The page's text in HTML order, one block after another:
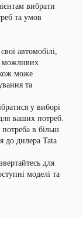
вибрати
та умов
автомобілі,
можливих
може
та
у виборі
ваших потреб.
в більш
до дилера Tata
для
моделі та